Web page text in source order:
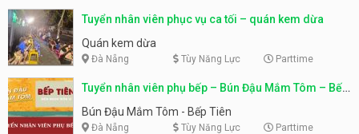
Tuyển nhân viên phục vụ ca tối – quán kem dừa
Quán kem dừa
Đà Nẵng Tùy Năng Lực Parttime
Tuyển nhân viên phụ bếp – Bún Đậu Mắm Tôm – Bếp
Tiên
Bún Đậu Mắm Tôm - Bếp Tiên
Đà Nẵng Tùy Năng Lực Parttime